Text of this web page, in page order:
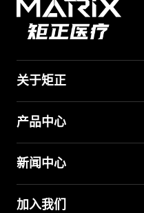
关于矩正
产品中心
新闻中心
加入我们